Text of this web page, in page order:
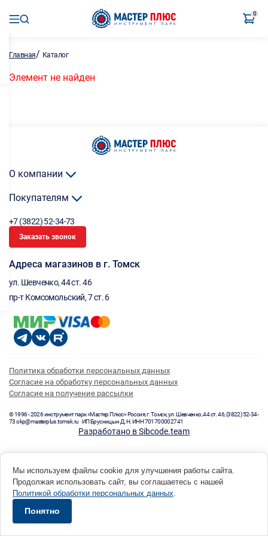
0
Главная/ Каталог
Элемент не найден
О компании
Покупателям
+7 (3822) 52-34-73
Заказать звонок
Адреса магазинов в г. Томск
ул. Шевченко, 44 ст. 46
пр-т Комсомольский, 7 ст. 6
Политика обработки персональных данных
Согласие на обработку персональных данных
Согласие на получение рассылки
© 1996 - 2026 инструмент парк «Мастер Плюс» Россия, г. Томск, ул. Шевченко, 44 ст. 46, (3822) 52-34-
73 okp@masterplus.tomsk.ru ИП Брусницын Д.Н. ИНН 701700002741
Разработано в Sibcode.team
Мы используем файлы cookie для улучшения работы сайта.
Продолжая использовать сайт, вы соглашаетесь с нашей
Политикой обработки персональных данных.
Понятно